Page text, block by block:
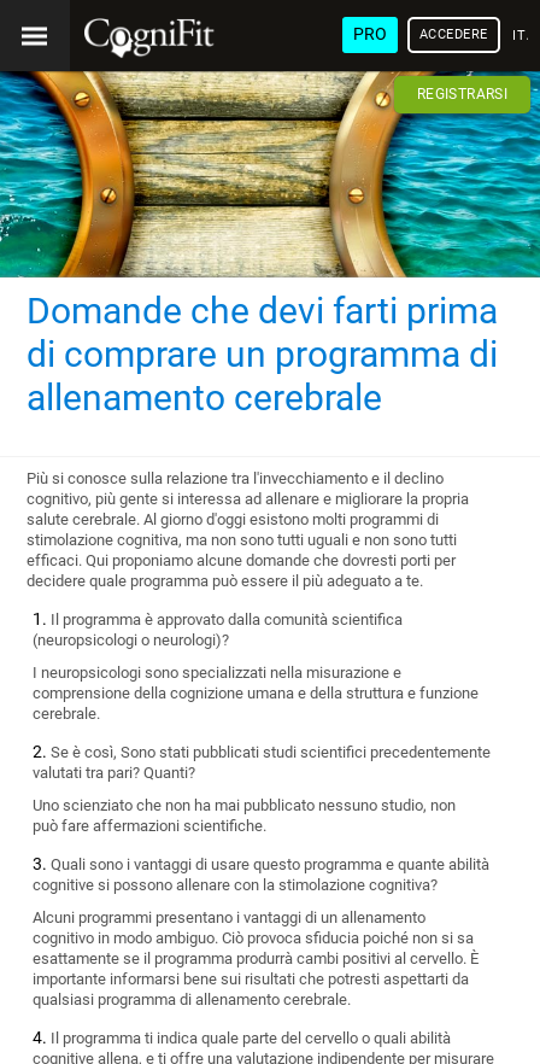
PRO ACCEDERE
REGISTRARSI
Domande che devi farti prima
di comprare un programma di
allenamento cerebrale
Più si conosce sulla relazione tra l'invecchiamento e il declino
cognitivo, più gente si interessa ad allenare e migliorare la propria
salute cerebrale. Al giorno d'oggi esistono molti programmi di
stimolazione cognitiva, ma non sono tutti uguali e non sono tutti
efficaci. Qui proponiamo alcune domande che dovresti porti per
decidere quale programma può essere il più adeguato a te.
Il programma è approvato dalla comunità scientifica
(neuropsicologi o neurologi)?
I neuropsicologi sono specializzati nella misurazione e
comprensione della cognizione umana e della struttura e funzione
cerebrale.
Se è così, Sono stati pubblicati studi scientifici precedentemente
valutati tra pari? Quanti?
Uno scienziato che non ha mai pubblicato nessuno studio, non
può fare affermazioni scientifiche.
Quali sono i vantaggi di usare questo programma e quante abilità
cognitive si possono allenare con la stimolazione cognitiva?
Alcuni programmi presentano i vantaggi di un allenamento
cognitivo in modo ambiguo. Ciò provoca sfiducia poiché non si sa
esattamente se il programma produrrà cambi positivi al cervello. È
importante informarsi bene sui risultati che potresti aspettarti da
qualsiasi programma di allenamento cerebrale.
Il programma ti indica quale parte del cervello o quali abilità
cognitive allena, e ti offre una valutazione indipendente per misurare